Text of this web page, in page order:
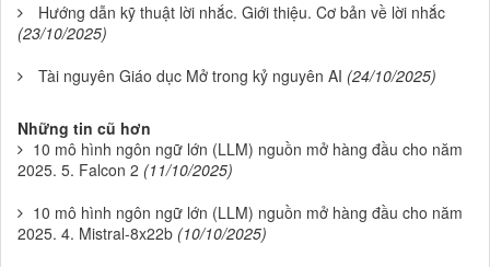
Hướng dẫn kỹ thuật lời nhắc. Giới thiệu. Cơ bản về lời nhắc
(23/10/2025)
Tài nguyên Giáo dục Mở trong kỷ nguyên AI (24/10/2025)
Những tin cũ hơn
10 mô hình ngôn ngữ lớn (LLM) nguồn mở hàng đầu cho năm
2025. 5. Falcon 2 (11/10/2025)
10 mô hình ngôn ngữ lớn (LLM) nguồn mở hàng đầu cho năm
2025. 4. Mistral-8x22b (10/10/2025)